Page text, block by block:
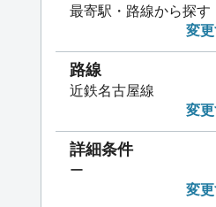
最寄駅・路線から探す
変
路線
近鉄名古屋線
変
詳細条件
ー
変